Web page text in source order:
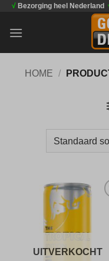
inhoud
√ Bezorging heel Nederland
HOME /
UITVERKOCHT